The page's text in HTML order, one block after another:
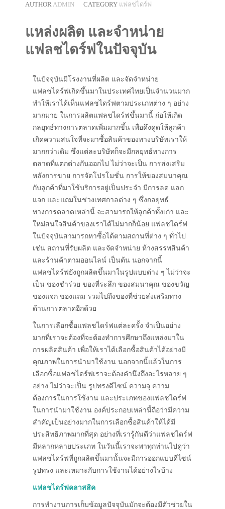
AUTHORADMIN CATEGORY แฟลชไดร์ฟ
แหล่งผลิต และจำหน่าย
แฟลชไดร์ฟในปัจจุบัน
ในปัจจุบันมีโรงงานที่ผลิต และจัดจำหน่าย
แฟลชไดร์ฟเกิดขึ้นมาในประเทศไทยเป็นจำนวนมาก
ทำให้เราได้เห็นแฟลชไดร์ฟตามประเภทต่าง ๆ อย่าง
มากมาย ในการผลิตแฟลชไดร์ฟขึ้นมานี้ ก่อให้เกิด
กลยุทธ์ทางการตลาดเพิ่มมากขึ้น เพื่อดึงดูดให้ลูกค้า
เกิดความสนใจที่จะมาซื้อสินค้าของทางบริษัทเราให้
มากกว่าเดิม ซึ่งแต่ละบริษัทก็จะมีกลยุทธ์ทางการ
ตลาดที่แตกต่างกันออกไป ไม่ว่าจะเป็น การส่งเสริม
หลังการขาย การจัดโปรโมชั่น การให้ของสมนาคุณ
กับลูกค้าที่มาใช้บริการอยู่เป็นประจำ มีการลด แลก
แจก และแถมในช่วงเทศกาลต่าง ๆ ซึ่งกลยุทธ์
ทางการตลาดเหล่านี้ จะสามารถให้ลูกค้าทั้งเก่า และ
ใหม่สนใจสินค้าของเราได้ไม่มากก็น้อย แฟลชไดร์ฟ
ในปัจจุบันสามารถหาซื้อได้ตามสถานที่ต่าง ๆ ทั่วไป
เช่น สถานที่รับผลิต และจัดจำหน่าย ห้างสรรพสินค้า
และร้านค้าตามออนไลน์ เป็นต้น นอกจากนี้
แฟลชไดร์ฟยังถูกผลิตขึ้นมาในรูปแบบต่าง ๆ ไม่ว่าจะ
เป็น ของชำร่วย ของที่ระลึก ของสมนาคุณ ของขวัญ
ของแจก ของแถม รวมไปถึงของที่ช่วยส่งเสริมทาง
ด้านการตลาดอีกด้วย
ในการเลือกซื้อแฟลชไดร์ฟแต่ละครั้ง จำเป็นอย่าง
มากที่เราจะต้องที่จะต้องทำการศึกษาถึงแหล่งมาใน
การผลิตสินค้า เพื่อให้เราได้เลือกซื้อสินค้าได้อย่างมี
คุณภาพในการนำมาใช้งาน นอกจากนี้แล้วในการ
เลือกซื้อแฟลชไดร์ฟเราจะต้องคำนึงถึงอะไรหลาย ๆ
อย่าง ไม่ว่าจะเป็น รูปทรงดีไซน์ ความจุ ความ
ต้องการในการใช้งาน และประเภทของแฟลชไดร์ฟ
ในการนำมาใช้งาน องค์ประกอบเหล่านี้ถือว่ามีความ
สำคัญเป็นอย่างมากในการเลือกซื้อสินค้าให้ได้มี
ประสิทธิภาพมากที่สุด อย่างที่เรารู้กันดีว่าแฟลชไดร์ฟ
มีหลากหลายประเภท ในวันนี้เราจะพาทุกท่านไปดูว่า
แฟลชไดร์ฟที่ถูกผลิตขึ้นมานั้นจะมีการออกแบบดีไซน์
รูปทรง และเหมาะกับการใช้งานได้อย่างไรบ้าง
แฟลชไดร์ฟคลาสสิค
การทำงานการเก็บข้อมูลปัจจุบันมักจะต้องมีตัวช่วยใน